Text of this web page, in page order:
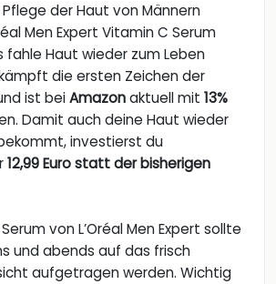
der Haut von Männern
Men Expert Vitamin C Serum
fahle Haut wieder zum Leben
die ersten Zeichen der
ist beiAmazonaktuell mit 13%
Damit auch deine Haut wieder
investierst du
12,99 Euro statt der bisherigen
von L’Oréal Men Expert sollte
und abends auf das frisch
aufgetragen werden. Wichtig